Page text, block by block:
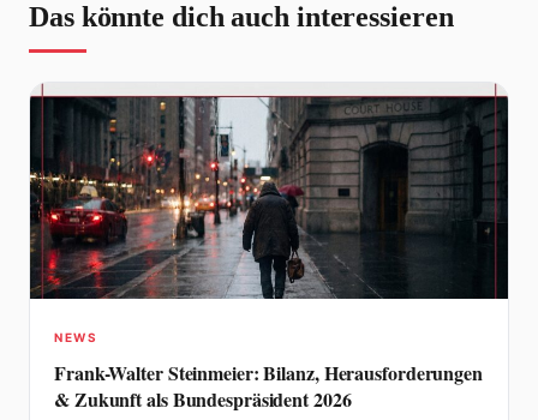
Das könnte dich auch interessieren
NEWS
Frank-Walter Steinmeier: Bilanz, Herausforderungen
& Zukunft als Bundespräsident 2026